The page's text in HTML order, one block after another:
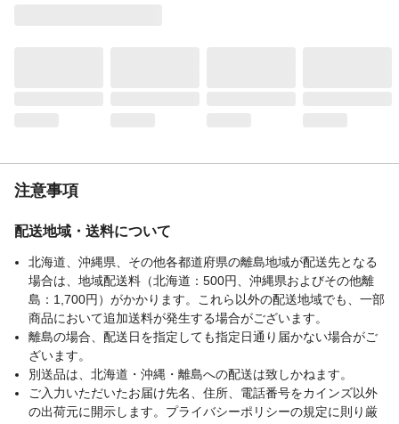
生産国
賞味期限
540日
ください
注意事項
配送地域・送料について
北海道、沖縄県、その他各都道府県の離島地域が配送先となる
場合は、地域配送料（北海道：500円、沖縄県およびその他離
島：1,700円）がかかります。これら以外の配送地域でも、一部
商品において追加送料が発生する場合がございます。
離島の場合、配送日を指定しても指定日通り届かない場合がご
ざいます。
別送品は、北海道・沖縄・離島への配送は致しかねます。
ご入力いただいたお届け先名、住所、電話番号をカインズ以外
の出荷元に開示します。プライバシーポリシーの規定に則り厳